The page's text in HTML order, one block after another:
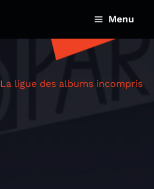
Menu
La ligue des albums incompris